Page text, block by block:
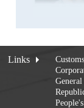
Links